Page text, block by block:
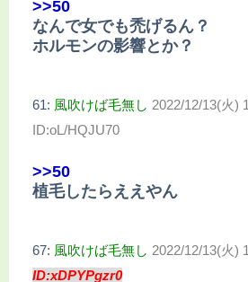
>>50
なんで女でも禿げるん？
ホルモンの影響とか？
61: 風吹けば毛無し 2022/12/13(火)
ID:oL/HQJU70
>>50
植毛したらええやん
67: 風吹けば毛無し 2022/12/13(火)
ID:xDPYPgzr0